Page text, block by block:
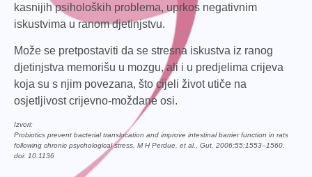
kasnijih psiholoških problema, uprkos negativnim
iskustvima u ranom djetinjstvu.
Može se pretpostaviti da se stresna iskustva iz ranog
djetinjstva memorišu u mozgu, ali i u predjelima crijeva
koja su s njim povezana, što cijeli život utiče na
osjetljivost crijevno-moždane osi.
Izvori:
Probiotics prevent bacterial translocation and improve intestinal barrier function in rats
following chronic psychological stress, M H Perdue, et al., Gut, 2006;55:1553–1560.
doi: 10.1136